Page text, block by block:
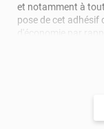
et notamment à
pose de cet adhésif
d'économie par
Pour donner une
Grâce à son
imperfections.